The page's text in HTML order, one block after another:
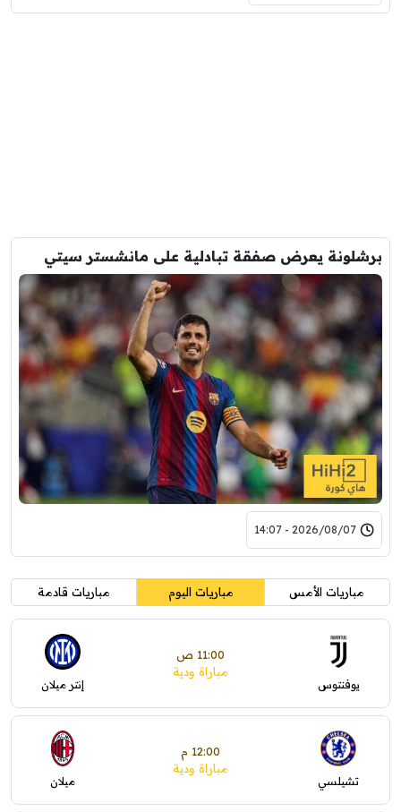
برشلونة يعرض صفقة تبادلية على مانشستر سيتي
2026/08/07 - 14:07
مباريات الأمس مباريات اليوم مباريات قادمة
يوفنتوس
11:00 ص
مباراة ودية
إنتر ميلان
تشيلسي
12:00 م
مباراة ودية
ميلان